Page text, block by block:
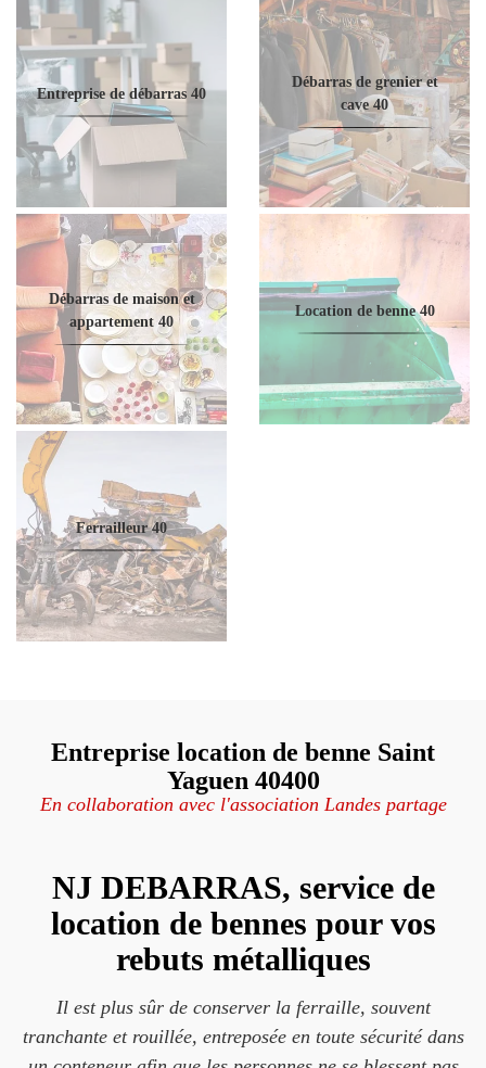
Entreprise de débarras 40
Débarras de grenier et
cave 40
Débarras de maison et
appartement 40
Location de benne 40
Ferrailleur 40
Entreprise location de benne Saint
Yaguen 40400
En collaboration avec l'association Landes partage
NJ DEBARRAS, service de
location de bennes pour vos
rebuts métalliques
Il est plus sûr de conserver la ferraille, souvent
tranchante et rouillée, entreposée en toute sécurité dans